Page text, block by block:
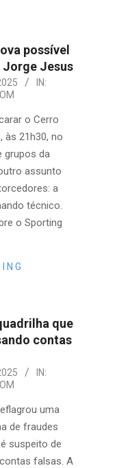
possível
Jorge Jesus
IN:
o Cerro
às 21h30, no
grupos da
assunto
a
técnico.
o Sporting
que
contas
IN:
uma
de fraudes
suspeito de
falsas. A